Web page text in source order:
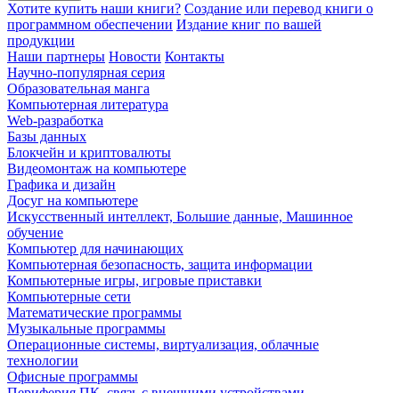
Хотите купить наши книги? Создание или перевод книги о
программном обеспечении Издание книг по вашей
продукции
Наши партнеры Новости Контакты
Научно-популярная серия
Образовательная манга
Компьютерная литература
Web-разработка
Базы данных
Блокчейн и криптовалюты
Видеомонтаж на компьютере
Графика и дизайн
Досуг на компьютере
Искусственный интеллект, Большие данные, Машинное
обучение
Компьютер для начинающих
Компьютерная безопасность, защита информации
Компьютерные игры, игровые приставки
Компьютерные сети
Математические программы
Музыкальные программы
Операционные системы, виртуализация, облачные
технологии
Офисные программы